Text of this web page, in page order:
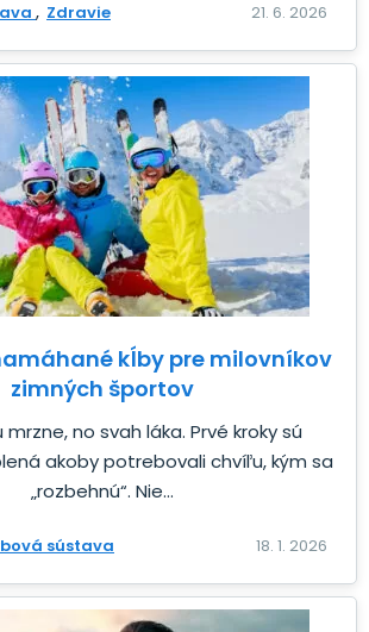
Zdravie 21. 6. 2026
kĺby pre milovníkov
zimných športov
mrzne, no svah láka. Prvé kroky sú
akoby potrebovali chvíľu, kým sa
„rozbehnú“. Nie...
sústava 18. 1. 2026